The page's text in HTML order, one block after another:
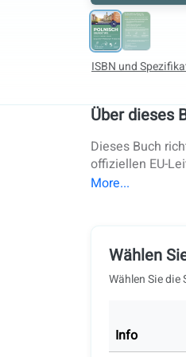
ISBN und
Über dieses
Dieses Buch
offiziellen EU-
Universitäten,
Feedback,
Sprechtraining
vollständigen
Certyfikat
Wählen
Wählen Sie
Info